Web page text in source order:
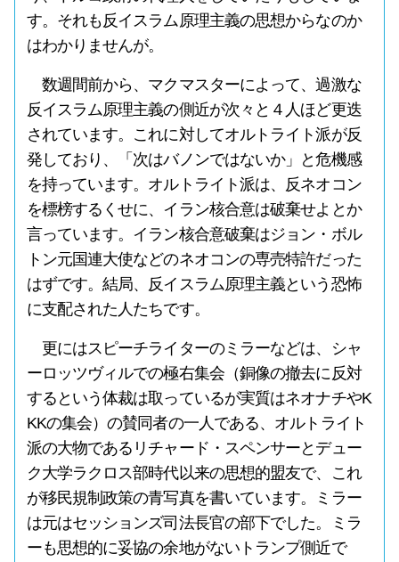
す。それも反イスラム原理主義の思想からなのか
はわかりませんが。
数週間前から、マクマスターによって、過激な
反イスラム原理主義の側近が次々と４人ほど更迭
されています。これに対してオルトライト派が反
発しており、「次はバノンではないか」と危機感
を持っています。オルトライト派は、反ネオコン
を標榜するくせに、イラン核合意は破棄せよとか
言っています。イラン核合意破棄はジョン・ボル
トン元国連大使などのネオコンの専売特許だった
はずです。結局、反イスラム原理主義という恐怖
に支配された人たちです。
更にはスピーチライターのミラーなどは、シャ
ーロッツヴィルでの極右集会（銅像の撤去に反対
するという体裁は取っているが実質はネオナチやK
KKの集会）の賛同者の一人である、オルトライト
派の大物であるリチャード・スペンサーとデュー
ク大学ラクロス部時代以来の思想的盟友で、これ
が移民規制政策の青写真を書いています。ミラー
は元はセッションズ司法長官の部下でした。ミラ
ーも思想的に妥協の余地がないトランプ側近で